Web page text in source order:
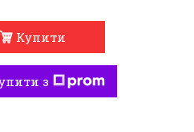
Купити
з